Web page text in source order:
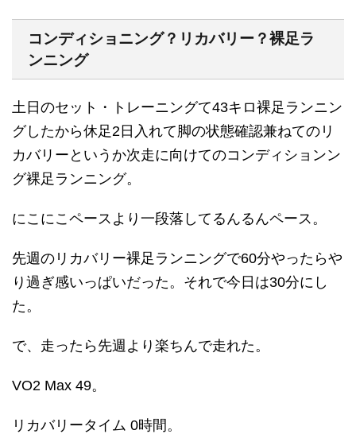
コンディショニング？リカバリー？裸足ラ
ンニング
土日のセット・トレーニングて43キロ裸足ランニン
グしたから休足2日入れて脚の状態確認兼ねてのリ
カバリーというか次走に向けてのコンディションン
グ裸足ランニング。
にこにこペースより一段落してるんるんペース。
先週のリカバリー裸足ランニングで60分やったらや
り過ぎ感いっぱいだった。それで今日は30分にし
た。
で、走ったら先週より楽ちんで走れた。
VO2 Max 49。
リカバリータイム 0時間。